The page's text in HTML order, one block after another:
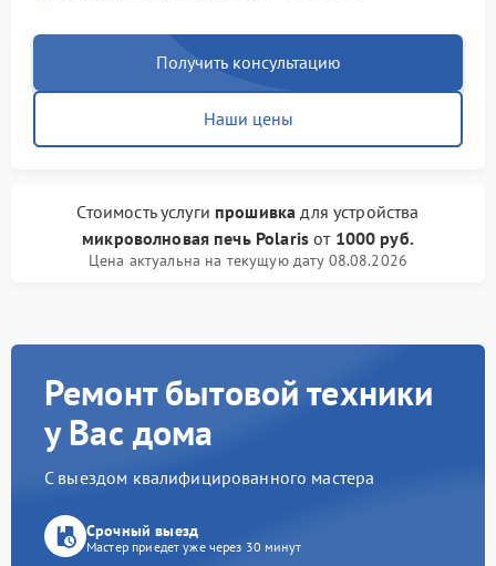
Получить консультацию
Наши цены
Стоимость услуги прошивка для устройства
микроволновая печь Polarisот 1000 руб.
Цена актуальна на текущую дату 08.08.2026
Ремонт бытовой техники
у Вас дома
С выездом квалифицированного мастера
Срочный выезд
Мастер приедет уже через 30 минут